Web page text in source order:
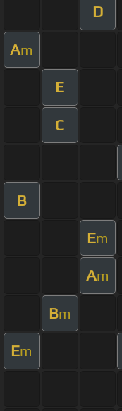
D
Am
E
C
B
Em
Am
Bm
Em